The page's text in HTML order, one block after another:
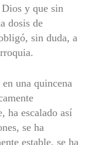
y que sin
dosis de
sin duda, a
una quincena
ha escalado así
se ha
estable, se ha